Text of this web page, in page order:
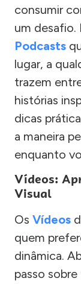
consumir
um desafio.
Podcasts
lugar, a
trazem
histórias
dicas
a maneira
enquanto
Vídeos:
Visual
Os Vídeos
quem
dinâmica.
passo